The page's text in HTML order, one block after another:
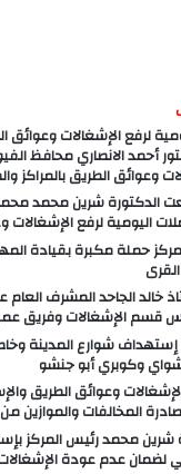
لرفع الإشغالات
أحمد الانصاري محافظ
وعوائق الطريق بالمراكز
الدكتورة شرين محمد
اليومية لرفع الإشغالات
حملة مكبرة بقيادة
خالد الجاحد المشرف العام
قسم الإشغالات وفريق
شوارع المدينة
وكوبري أبو جنشو
وعوائق الطريق
المخالفات والموازين من
محمد رئيس المركز
عدم عودة